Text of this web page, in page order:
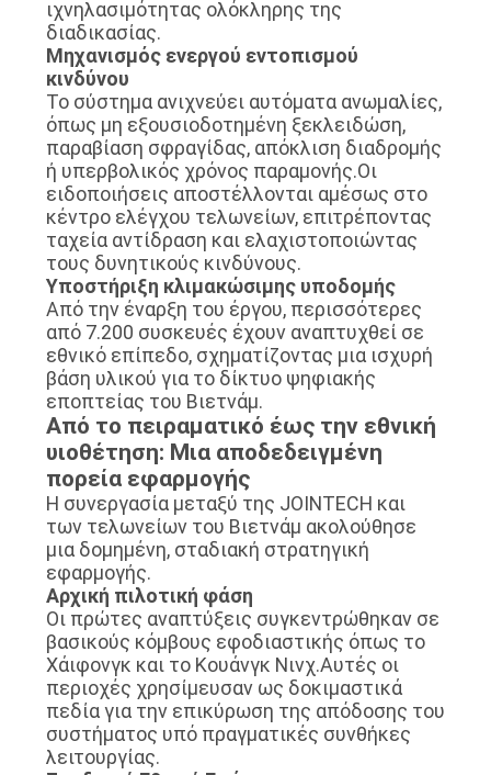
ιχνηλασιμότητας ολόκληρης της
διαδικασίας.
Μηχανισμός ενεργού εντοπισμού
κινδύνου
Το σύστημα ανιχνεύει αυτόματα ανωμαλίες,
όπως μη εξουσιοδοτημένη ξεκλειδώση,
παραβίαση σφραγίδας, απόκλιση διαδρομής
ή υπερβολικός χρόνος παραμονής.Οι
ειδοποιήσεις αποστέλλονται αμέσως στο
κέντρο ελέγχου τελωνείων, επιτρέποντας
ταχεία αντίδραση και ελαχιστοποιώντας
τους δυνητικούς κινδύνους.
Υποστήριξη κλιμακώσιμης υποδομής
Από την έναρξη του έργου, περισσότερες
από 7.200 συσκευές έχουν αναπτυχθεί σε
εθνικό επίπεδο, σχηματίζοντας μια ισχυρή
βάση υλικού για το δίκτυο ψηφιακής
εποπτείας του Βιετνάμ.
Από το πειραματικό έως την εθνική
υιοθέτηση: Μια αποδεδειγμένη
πορεία εφαρμογής
Η συνεργασία μεταξύ της JOINTECH και
των τελωνείων του Βιετνάμ ακολούθησε
μια δομημένη, σταδιακή στρατηγική
εφαρμογής.
Αρχική πιλοτική φάση
Οι πρώτες αναπτύξεις συγκεντρώθηκαν σε
βασικούς κόμβους εφοδιαστικής όπως το
Χάιφονγκ και το Κουάνγκ Νινχ.Αυτές οι
περιοχές χρησίμευσαν ως δοκιμαστικά
πεδία για την επικύρωση της απόδοσης του
συστήματος υπό πραγματικές συνθήκες
λειτουργίας.